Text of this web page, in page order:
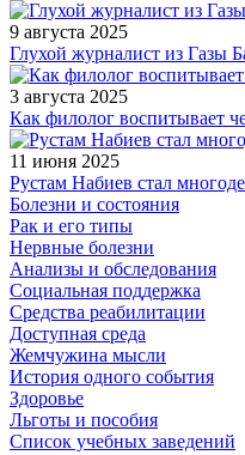
9 августа 2025
Глухой журналист из Газы
3 августа 2025
Как филолог воспитывает
11 июня 2025
Рустам Набиев стал
Болезни и состояния
Рак и его типы
Нервные болезни
Анализы и обследования
Социальная поддержка
Средства реабилитации
Доступная среда
Жемчужина мысли
История одного события
Здоровье
Льготы и пособия
Список учебных заведений